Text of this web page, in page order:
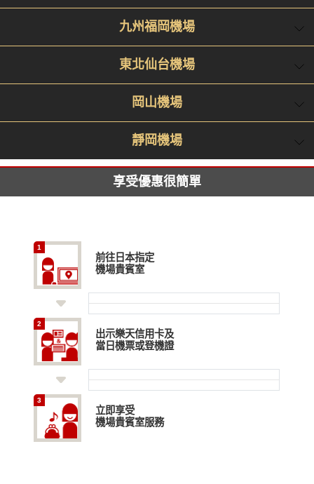
九州福岡機場
東北仙台機場
岡山機場
靜岡機場
享受優惠很簡單
1
前往日本指定
機場貴賓室
2
出示樂天信用卡及
當日機票或登機證
3
立即享受
機場貴賓室服務